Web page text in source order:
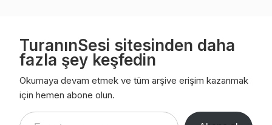
TuranınSesi sitesinden daha
fazla şey keşfedin
Okumaya devam etmek ve tüm arşive erişim kazanmak
için hemen abone olun.
E-postanızı yazın…